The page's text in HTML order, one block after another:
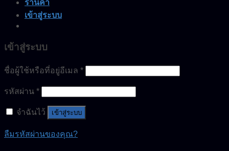
ร้านค้า
เข้าสู่ระบบ
เข้าสู่ระบบ
ชื่อผู้ใช้หรือที่อยู่อีเมล *
รหัสผ่าน *
จำฉันไว้ เข้าสู่ระบบ
ลืมรหัสผ่านของคุณ?